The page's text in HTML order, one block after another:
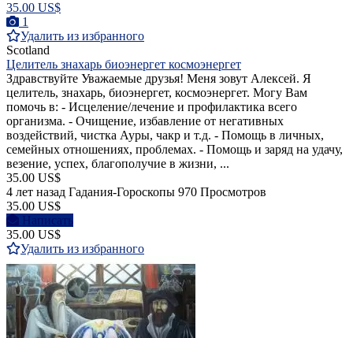
35.00 US$
1
Удалить из избранного
Scotland
Целитель знахарь биоэнергет космоэнергет
Здравствуйте Уважаемые друзья! Меня зовут Алексей. Я
целитель, знахарь, биоэнергет, космоэнергет. Могу Вам
помочь в: - Исцеление/лечение и профилактика всего
организма. - Очищение, избавление от негативных
воздействий, чистка Ауры, чакр и т.д. - Помощь в личных,
семейных отношениях, проблемах. - Помощь и заряд на удачу,
везение, успех, благополучие в жизни, ...
35.00 US$
4 лет назад Гадания-Гороскопы 970 Просмотров
35.00 US$
Написать
35.00 US$
Удалить из избранного